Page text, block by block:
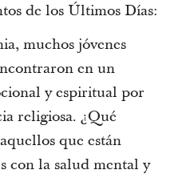
de los Últimos Días:
muchos jóvenes
en un
y espiritual por
religiosa. ¿Qué
que están
con la salud mental y